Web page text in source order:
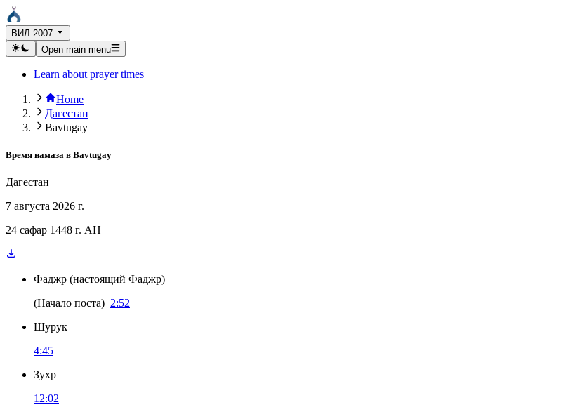
ВИЛ 2007
Open main menu
Learn about prayer times
Home
Дагестан
Bavtugay
Время намаза в Bavtugay
Дагестан
7 августа 2026 г.
24 сафар 1448 г. AH
Фаджр (настоящий Фаджр)
(Начало поста) 2:52
Шурук
4:45
Зухр
12:02